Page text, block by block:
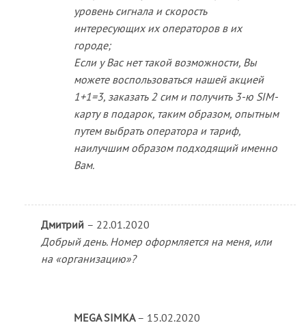
уровень сигнала и скорость
интересующих их операторов в их
городе;
Если у Вас нет такой возможности, Вы
можете воспользоваться нашей акцией
1+1=3, заказать 2 сим и получить 3-ю SIM-
карту в подарок, таким образом, опытным
путем выбрать оператора и тариф,
наилучшим образом подходящий именно
Вам.
Дмитрий – 22.01.2020
Добрый день. Номер оформляется на меня, или
на «организацию»?
MEGA SIMKA – 15.02.2020